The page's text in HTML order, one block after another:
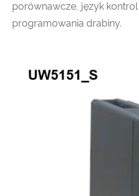
porównawcze, język
programowania drabiny.